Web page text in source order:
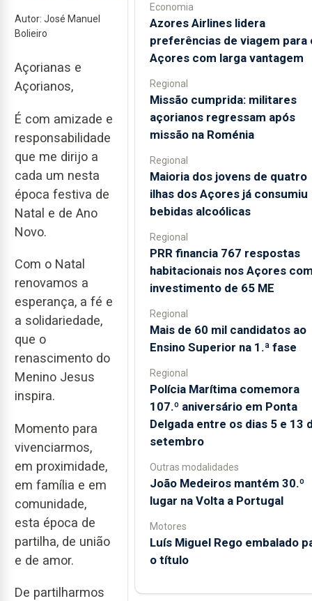
Autor: José Manuel
Bolieiro
Açorianas e
Açorianos,
É com amizade e
responsabilidade
que me dirijo a
cada um nesta
época festiva de
Natal e de Ano
Novo.
Com o Natal
renovamos a
esperança, a fé e
a solidariedade,
que o
renascimento do
Menino Jesus
inspira.
Momento para
vivenciarmos,
em proximidade,
em família e em
comunidade,
esta época de
partilha, de união
e de amor.
De partilharmos
Economia
Azores Airlines lidera
preferências de viagem para
Açores com larga vantagem
Regional
Missão cumprida: militares
açorianos regressam após
missão na Roménia
Regional
Maioria dos jovens de quatro
ilhas dos Açores já consumiu
bebidas alcoólicas
Regional
PRR financia 767 respostas
habitacionais nos Açores
investimento de 65 ME
Regional
Mais de 60 mil candidatos ao
Ensino Superior na 1.ª fase
Regional
Polícia Marítima comemora
107.º aniversário em Ponta
Delgada entre os dias 5 e 13
setembro
Outras modalidades
João Medeiros mantém 30.º
lugar na Volta a Portugal
Motores
Luís Miguel Rego embalado
o título